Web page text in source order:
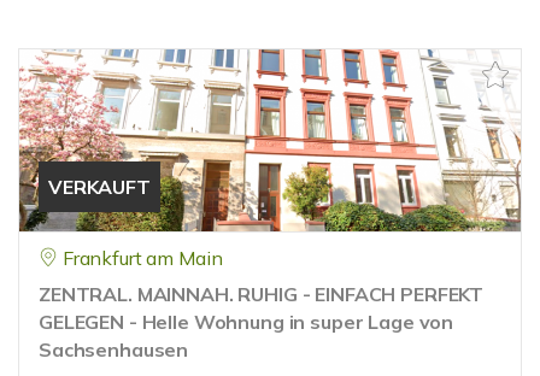
VERKAUFT
Frankfurt am Main
ZENTRAL. MAINNAH. RUHIG - EINFACH PERFEKT
GELEGEN - Helle Wohnung in super Lage von
Sachsenhausen